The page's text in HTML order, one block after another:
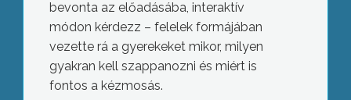
bevonta az előadásába, interaktív
módon kérdezz – felelek formájában
vezette rá a gyerekeket mikor, milyen
gyakran kell szappanozni és miért is
fontos a kézmosás.